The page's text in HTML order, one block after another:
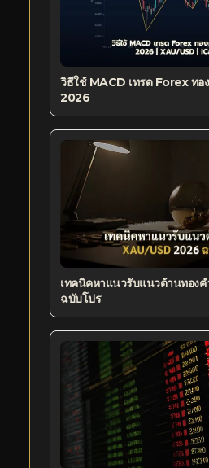
วิธีใช้ MACD เทรด Forex ทอ
2026
เทคนิคหาแนวรับแนวต้านทอง
ฉบับโปร